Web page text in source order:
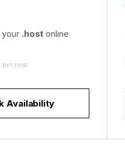
your .host online
per year
Availability